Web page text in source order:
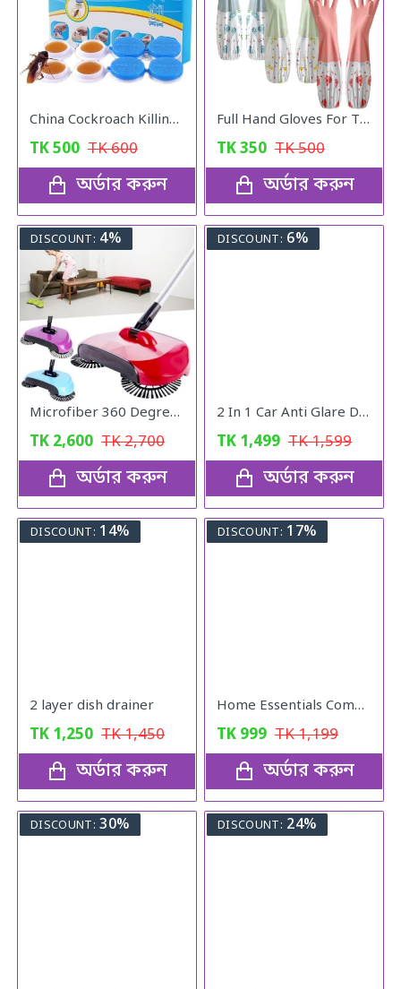
China Cockroach Killing Catch
TK500 TK600
অর্ডার করুন
Full Hand Gloves For The Kitchen
TK350 TK500
অর্ডার করুন
DISCOUNT: 4%
Microfiber 360 Degree Regular Rotary/Spin Mop Floor Cleaning Mop
TK 2,600 TK2,700
অর্ডার করুন
DISCOUNT: 6%
2 In 1 Car Anti Glare Day And Night Sun visor Mirrors
TK 1,499 TK1,599
অর্ডার করুন
DISCOUNT: 14%
2 layer dish drainer
TK 1,250 TK1,450
অর্ডার করুন
DISCOUNT: 17%
Home Essentials Combo Pack
TK 999 TK1,199
অর্ডার করুন
DISCOUNT: 30% DISCOUNT: 24%